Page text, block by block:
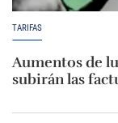
TARIFAS
Aumentos de
subirán las